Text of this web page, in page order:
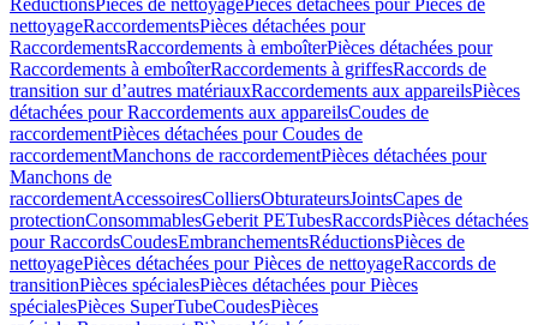
RéductionsPièces de nettoyagePièces détachées pour Pièces de
nettoyageRaccordementsPièces détachées pour
RaccordementsRaccordements à emboîterPièces détachées pour
Raccordements à emboîterRaccordements à griffesRaccords de
transition sur d’autres matériauxRaccordements aux appareilsPièces
détachées pour Raccordements aux appareilsCoudes de
raccordementPièces détachées pour Coudes de
raccordementManchons de raccordementPièces détachées pour
Manchons de
raccordementAccessoiresColliersObturateursJointsCapes de
protectionConsommablesGeberit PETubesRaccordsPièces détachées
pour RaccordsCoudesEmbranchementsRéductionsPièces de
nettoyagePièces détachées pour Pièces de nettoyageRaccords de
transitionPièces spécialesPièces détachées pour Pièces
spécialesPièces SuperTubeCoudesPièces